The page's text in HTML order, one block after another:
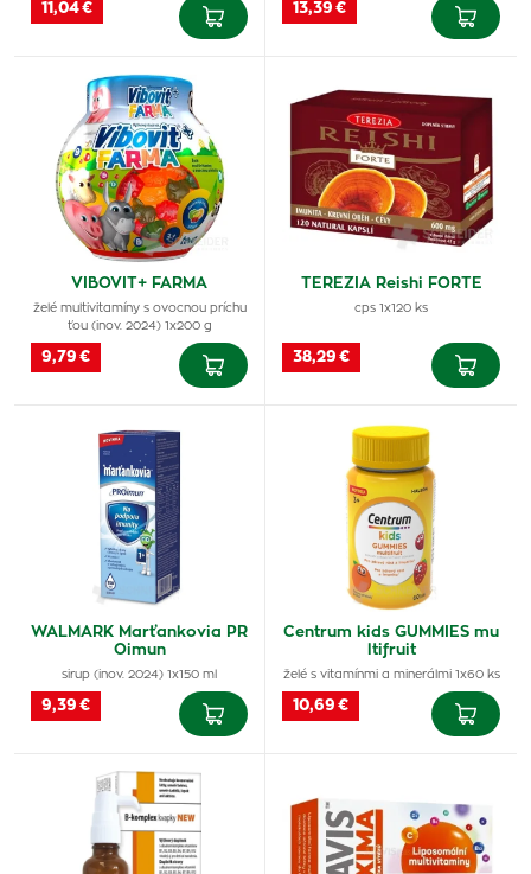
11,04 € 13,39 €
VIBOVIT+ FARMA
želé multivitamíny s ovocnou príchu
ťou (inov. 2024) 1x200 g
9,79 €
TEREZIA Reishi FORTE
cps 1x120 ks
38,29 €
WALMARK Marťankovia PR
Oimun
sirup (inov. 2024) 1x150 ml
9,39 €
Centrum kids GUMMIES mu
ltifruit
želé s vitamínmi a minerálmi 1x60 ks
10,69 €